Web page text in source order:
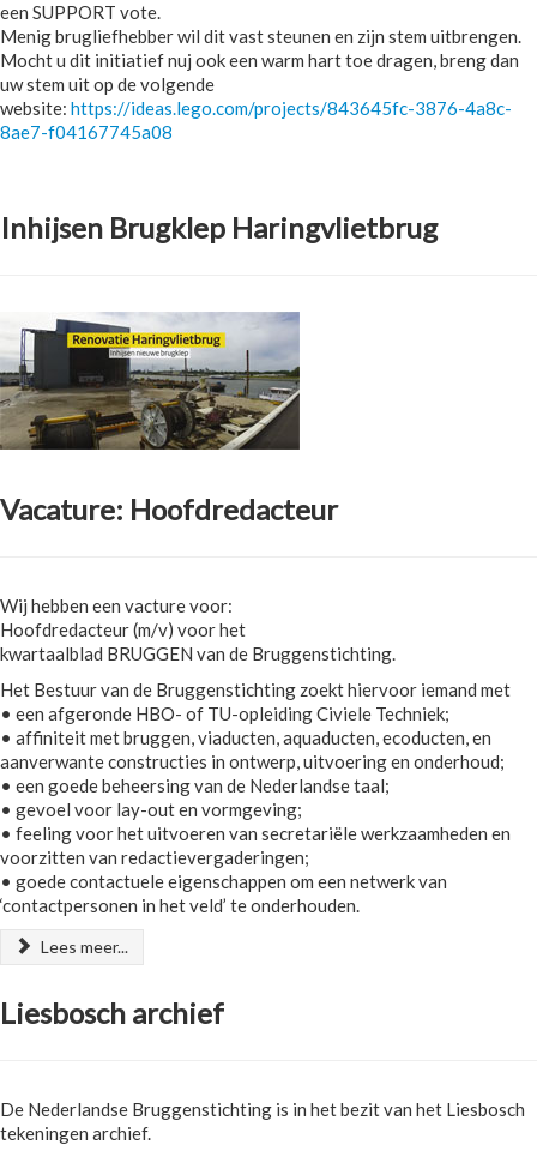
een SUPPORT vote.
Menig brugliefhebber wil dit vast steunen en zijn stem uitbrengen.
Mocht u dit initiatief nuj ook een warm hart toe dragen, breng dan
uw stem uit op de volgende
website: https://ideas.lego.com/projects/843645fc-3876-4a8c-
8ae7-f04167745a08
Inhijsen Brugklep Haringvlietbrug
Vacature: Hoofdredacteur
Wij hebben een vacture voor:
Hoofdredacteur (m/v) voor het
kwartaalblad BRUGGEN van de Bruggenstichting.
Het Bestuur van de Bruggenstichting zoekt hiervoor iemand met
• een afgeronde HBO- of TU-opleiding Civiele Techniek;
• affiniteit met bruggen, viaducten, aquaducten, ecoducten, en
aanverwante constructies in ontwerp, uitvoering en onderhoud;
• een goede beheersing van de Nederlandse taal;
• gevoel voor lay-out en vormgeving;
• feeling voor het uitvoeren van secretariële werkzaamheden en
voorzitten van redactievergaderingen;
• goede contactuele eigenschappen om een netwerk van
‘contactpersonen in het veld’ te onderhouden.
Lees meer...
Liesbosch archief
De Nederlandse Bruggenstichting is in het bezit van het Liesbosch
tekeningen archief.